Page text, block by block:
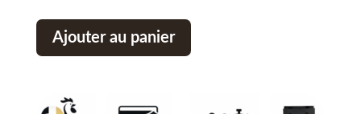
Ajouter au panier